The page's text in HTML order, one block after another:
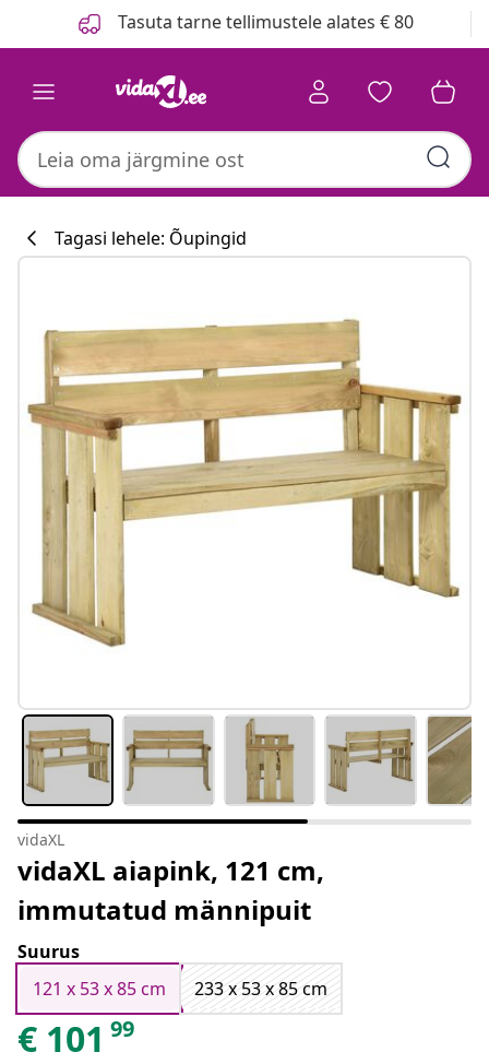
Tasuta tarne tellimustele alates € 80
#sharemevidaxl
Tagasi lehele: Õupingid
vidaXL
vidaXL aiapink, 121 cm,
immutatud männipuit
Suurus
121 x 53 x 85 cm
233 x 53 x 85 cm
€ 101 99